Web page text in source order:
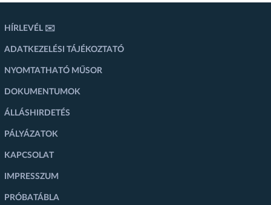
HÍRLEVÉL ✉️
ADATKEZELÉSI TÁJÉKOZTATÓ
NYOMTATHATÓ MŰSOR
DOKUMENTUMOK
ÁLLÁSHIRDETÉS
PÁLYÁZATOK
KAPCSOLAT
IMPRESSZUM
PRÓBATÁBLA